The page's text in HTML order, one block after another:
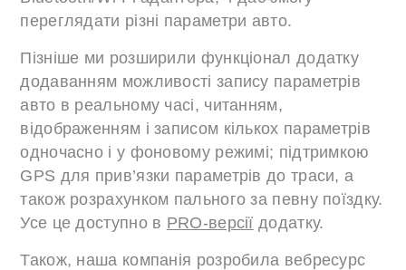
переглядати різні параметри авто.
Пізніше ми розширили функціонал додатку
додаванням можливості запису параметрів
авто в реальному часі, читанням,
відображенням і записом кількох параметрів
одночасно і у фоновому режимі; підтримкою
GPS для прив’язки параметрів до траси, а
також розрахунком пального за певну поїздку.
Усе це доступно в PRO-версії додатку.
Також, наша компанія розробила вебресурс